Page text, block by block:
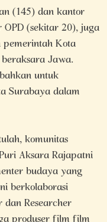
(145) dan kantor
(sekitar 20), juga
Kota
Jawa.
untuk
dalam
komunitas
Rajapatni
budaya yang
berkolaborasi
Researcher